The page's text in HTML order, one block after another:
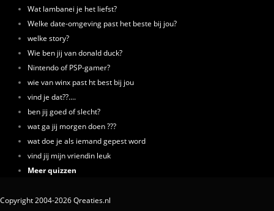
Wat lambanei je het liefst?
Welke date-omgeving past het beste bij jou?
welke story?
Wie ben jij van donald duck?
Nintendo of PSP-gamer?
wie van winx past ht best bij jou
vind je dat??....
ben jij goed of slecht?
wat ga jij morgen doen ???
wat doe je als iemand gepest word
vind jij mijn vriendin leuk
Meer quizzen
Copyright 2004-2026 Qreaties.nl